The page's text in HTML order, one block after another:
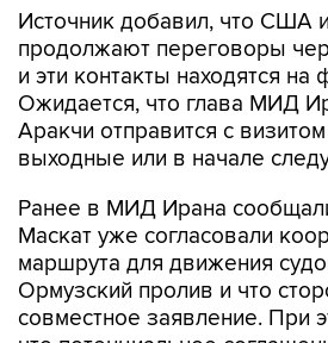
Источник добавил, что США
продолжают переговоры
и эти контакты находятся на
Ожидается, что глава МИД
Аракчи отправится с
выходные или в начале
Ранее в МИД Ирана
Маскат уже согласовали
маршрута для движения
Ормузский пролив и что
совместное заявление. При